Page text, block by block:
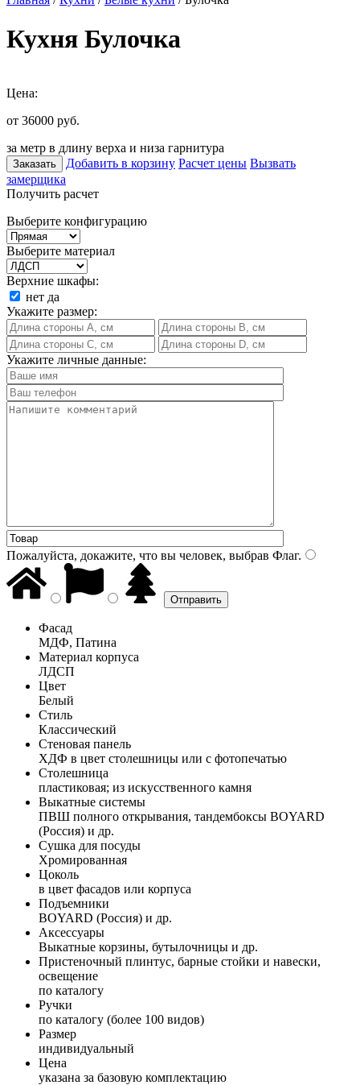
Кухня Булочка
Цена:
от 36000 руб.
за метр в длину верха и низа гарнитура
Заказать Добавить в корзину Расчет цены Вызвать
замерщика
Получить расчет
Выберите конфигурацию
Выберите материал
Верхние шкафы:
нет да
Укажите размер:
Укажите личные данные:
Пожалуйста, докажите, что вы человек, выбрав Флаг.
Фасад
МДФ, Патина
Материал корпуса
ЛДСП
Цвет
Белый
Стиль
Классический
Стеновая панель
ХДФ в цвет столешницы или с фотопечатью
Столешница
пластиковая; из искусственного камня
Выкатные системы
ПВШ полного открывания, тандембоксы BOYARD
(Россия) и др.
Сушка для посуды
Хромированная
Цоколь
в цвет фасадов или корпуса
Подъемники
BOYARD (Россия) и др.
Аксессуары
Выкатные корзины, бутылочницы и др.
Пристеночный плинтус, барные стойки и навески,
освещение
по каталогу
Ручки
по каталогу (более 100 видов)
Размер
индивидуальный
Цена
указана за базовую комплектацию